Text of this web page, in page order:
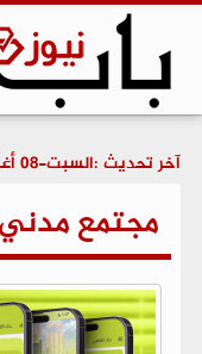
آخر تحديث :السبت-08 أغسطس 2026-12:29ص
مجتمع مدني